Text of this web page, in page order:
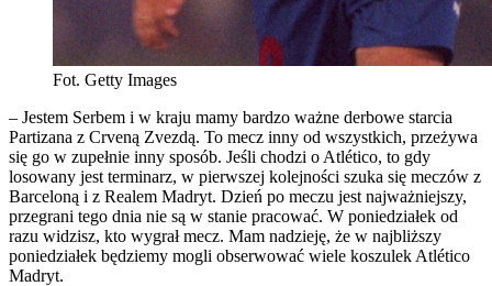
Fot. Getty Images
– Jestem Serbem i w kraju mamy bardzo ważne derbowe starcia
Partizana z Crveną Zvezdą. To mecz inny od wszystkich, przeżywa
się go w zupełnie inny sposób. Jeśli chodzi o Atlético, to gdy
losowany jest terminarz, w pierwszej kolejności szuka się meczów z
Barceloną i z Realem Madryt. Dzień po meczu jest najważniejszy,
przegrani tego dnia nie są w stanie pracować. W poniedziałek od
razu widzisz, kto wygrał mecz. Mam nadzieję, że w najbliższy
poniedziałek będziemy mogli obserwować wiele koszulek Atlético
Madryt.